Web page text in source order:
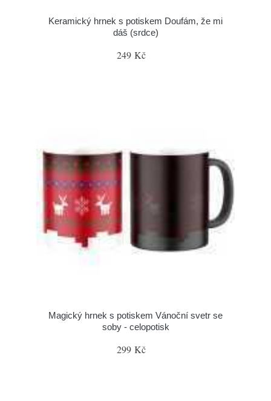
Keramický hrnek s potiskem Doufám, že mi
dáš (srdce)
249 Kč
Magický hrnek s potiskem Vánoční svetr se
soby - celopotisk
299 Kč